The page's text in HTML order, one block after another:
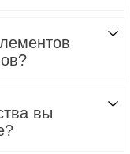
вы